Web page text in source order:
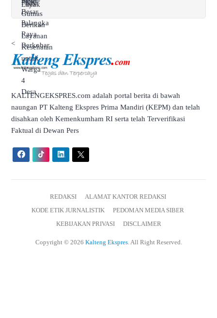
<
KALTENGEKSPRES.com adalah portal berita di bawah
naungan PT Kalteng Ekspres Prima Mandiri (KEPM) dan telah
disahkan oleh Kemenkumham RI serta telah Terverifikasi
Faktual di Dewan Pers
REDAKSI
ALAMAT KANTOR REDAKSI
KODE ETIK JURNALISTIK
PEDOMAN MEDIA SIBER
KEBIJAKAN PRIVASI
DISCLAIMER
Copyright © 2026 Kalteng Ekspres. All Right Reserved.